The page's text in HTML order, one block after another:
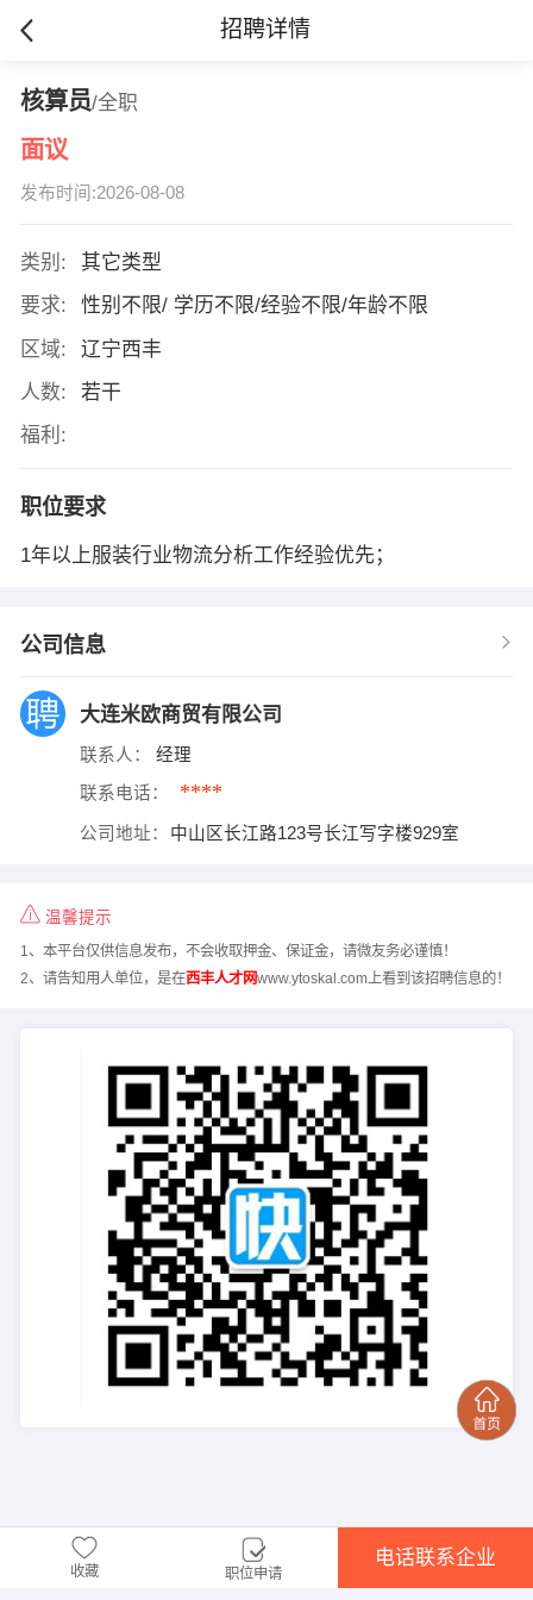
招聘详情
核算员/全职
面议
发布时间:2026-08-08
类别:
其它类型
要求:
性别不限/ 学历不限/经验不限/年龄不限
区域:
辽宁西丰
人数:
若干
福利:
职位要求
1年以上服装行业物流分析工作经验优先；
公司信息
大连米欧商贸有限公司
联系人： 经理
联系电话： ****
公司地址： 中山区长江路123号长江写字楼929室
温馨提示
1、本平台仅供信息发布，不会收取押金、保证金，请微友务必谨慎！
2、请告知用人单位，是在西丰人才网www.ytoskal.com上看到该招聘信息的！
收藏 职位申请
电话联系企业